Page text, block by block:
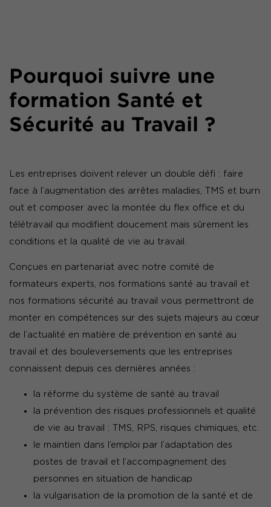
Pourquoi suivre une
formation Santé et
Sécurité au Travail ?
Les entreprises doivent relever un double défi : faire
face à l’augmentation des arrêtes maladies, TMS et burn
out et composer avec la montée du flex office et du
télétravail qui modifient doucement mais sûrement les
conditions et la qualité de vie au travail.
Conçues en partenariat avec notre comité de
formateurs experts, nos formations santé au travail et
nos formations sécurité au travail vous permettront de
monter en compétences sur des sujets majeurs au cœur
de l’actualité en matière de prévention en santé au
travail et des bouleversements que les entreprises
connaissent depuis ces dernières années :
la réforme du système de santé au travail
la prévention des risques professionnels et qualité
de vie au travail : TMS, RPS, risques chimiques, etc.
le maintien dans l’emploi par l’adaptation des
postes de travail et l’accompagnement des
personnes en situation de handicap
la vulgarisation de la promotion de la santé et de